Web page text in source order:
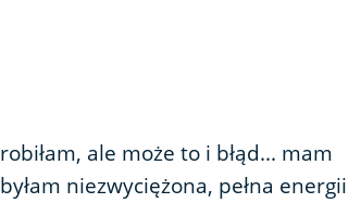
ale może to i błąd... mam
niezwyciężona, pełna energii